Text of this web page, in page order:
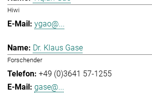
Hiwi
ygao@...
Dr. Klaus Gase
Forschender
+49 (0)3641 57-1255
gase@...